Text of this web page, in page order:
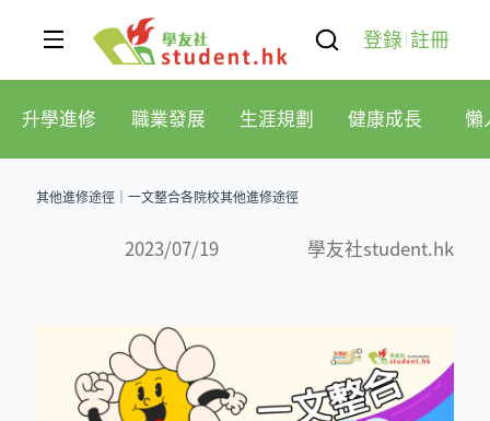
登錄 註冊
升學進修 職業發展 生涯規劃 健康成長 懶
其他進修途徑｜一文整合各院校其他進修途徑
2023/07/19 學友社student.hk